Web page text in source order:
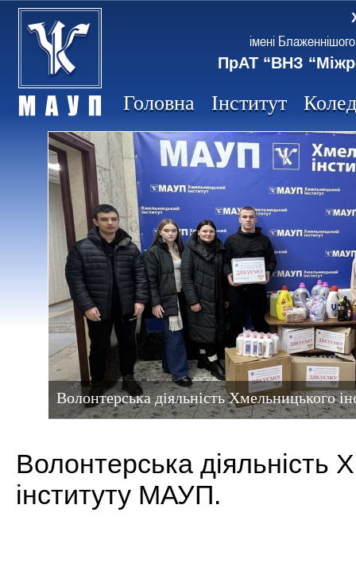
імені
ПрАТ “ВНЗ
Головна Інститут
Волонтерська діяльність Хмельницького
Волонтерська діяльність
інституту МАУП.